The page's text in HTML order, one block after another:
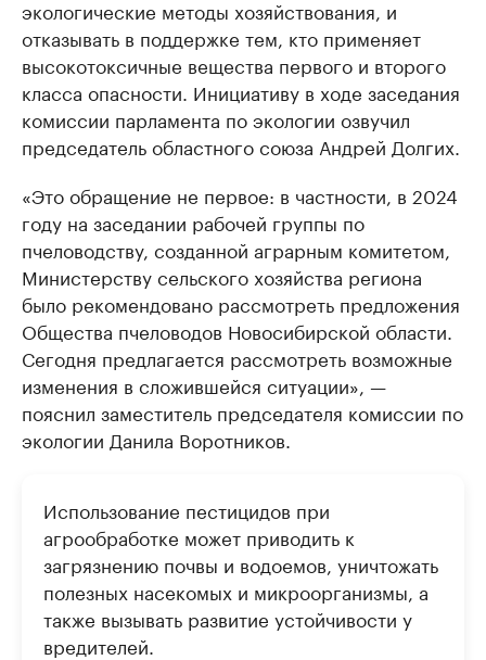
экологические методы хозяйствования, и
отказывать в поддержке тем, кто применяет
высокотоксичные вещества первого и второго
класса опасности. Инициативу в ходе заседания
комиссии парламента по экологии озвучил
председатель областного союза Андрей Долгих.
«Это обращение не первое: в частности, в 2024
году на заседании рабочей группы по
пчеловодству, созданной аграрным комитетом,
Министерству сельского хозяйства региона
было рекомендовано рассмотреть предложения
Общества пчеловодов Новосибирской области.
Сегодня предлагается рассмотреть возможные
изменения в сложившейся ситуации», —
пояснил заместитель председателя комиссии по
экологии Данила Воротников.
Использование пестицидов при
агрообработке может приводить к
загрязнению почвы и водоемов, уничтожать
полезных насекомых и микроорганизмы, а
также вызывать развитие устойчивости у
вредителей.